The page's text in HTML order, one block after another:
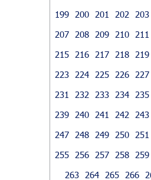
199
200 201 202 203
207
208 209 210 211
215
216 217 218 219
223
224 225 226 227
231
232 233 234 235
239
240 241 242 243
247
248 249 250 251
255
256 257 258 259
263
264 265 266